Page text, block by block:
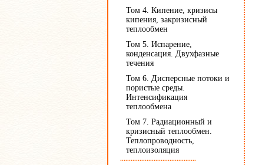
Том 4. Кипение, кризисы
кипения, закризисный
теплообмен
Том 5. Испарение,
конденсация. Двухфазные
течения
Том 6. Дисперсные потоки и
пористые среды.
Интенсификация
теплообмена
Том 7. Радиационный и
кризисный теплообмен.
Теплопроводность,
теплоизоляция
...........................................